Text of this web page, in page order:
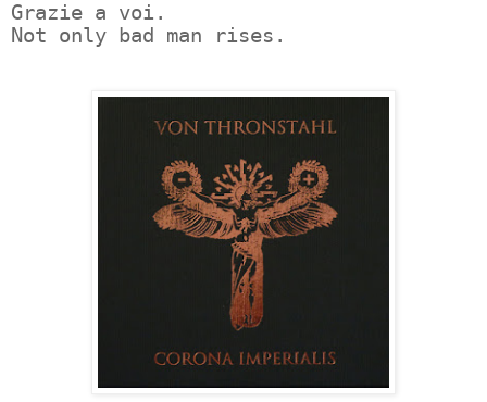
Grazie a voi.
Not only bad man rises.